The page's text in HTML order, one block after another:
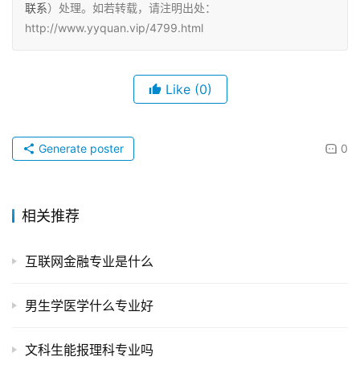
联系）处理。如若转载，请注明出处：
http://www.yyquan.vip/4799.html
Like (0)
0
Generate poster
相关推荐
互联网金融专业是什么
男生学医学什么专业好
文科生能报理科专业吗